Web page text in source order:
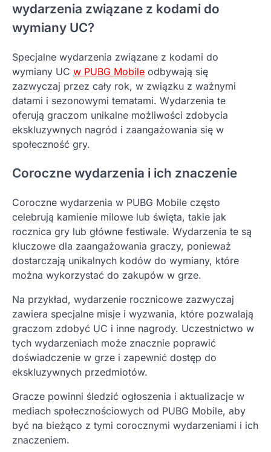
wydarzenia związane z kodami do
wymiany UC?
Specjalne wydarzenia związane z kodami do
wymiany UC w PUBG Mobile odbywają się
zazwyczaj przez cały rok, w związku z ważnymi
datami i sezonowymi tematami. Wydarzenia te
oferują graczom unikalne możliwości zdobycia
ekskluzywnych nagród i zaangażowania się w
społeczność gry.
Coroczne wydarzenia i ich znaczenie
Coroczne wydarzenia w PUBG Mobile często
celebrują kamienie milowe lub święta, takie jak
rocznica gry lub główne festiwale. Wydarzenia te są
kluczowe dla zaangażowania graczy, ponieważ
dostarczają unikalnych kodów do wymiany, które
można wykorzystać do zakupów w grze.
Na przykład, wydarzenie rocznicowe zazwyczaj
zawiera specjalne misje i wyzwania, które pozwalają
graczom zdobyć UC i inne nagrody. Uczestnictwo w
tych wydarzeniach może znacznie poprawić
doświadczenie w grze i zapewnić dostęp do
ekskluzywnych przedmiotów.
Gracze powinni śledzić ogłoszenia i aktualizacje w
mediach społecznościowych od PUBG Mobile, aby
być na bieżąco z tymi corocznymi wydarzeniami i ich
znaczeniem.